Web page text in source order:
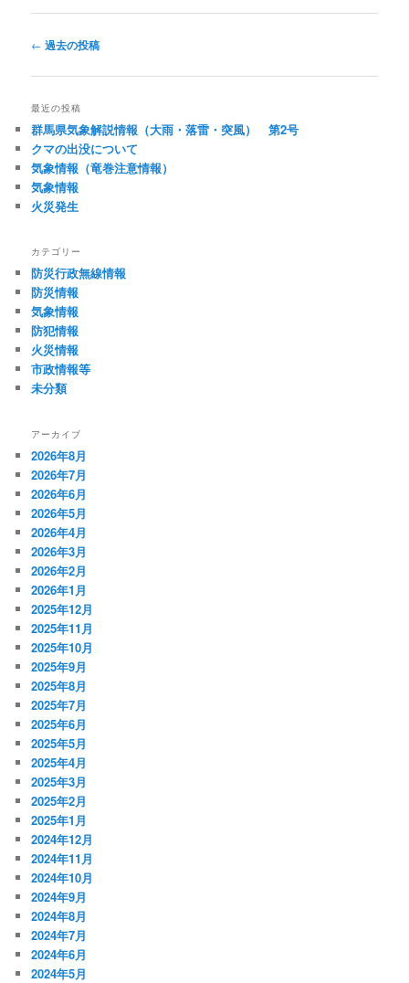
投
ナ
ー
シ
ョ
ン
← 過去の投稿
最近の投稿
群馬県気象解説情報（大雨・落雷・突風） 第2号
クマの出没について
気象情報（竜巻注意情報）
気象情報
火災発生
カテゴリー
防災行政無線情報
防災情報
気象情報
防犯情報
火災情報
市政情報等
未分類
アーカイブ
2026年8月
2026年7月
2026年6月
2026年5月
2026年4月
2026年3月
2026年2月
2026年1月
2025年12月
2025年11月
2025年10月
2025年9月
2025年8月
2025年7月
2025年6月
2025年5月
2025年4月
2025年3月
2025年2月
2025年1月
2024年12月
2024年11月
2024年10月
2024年9月
2024年8月
2024年7月
2024年6月
2024年5月